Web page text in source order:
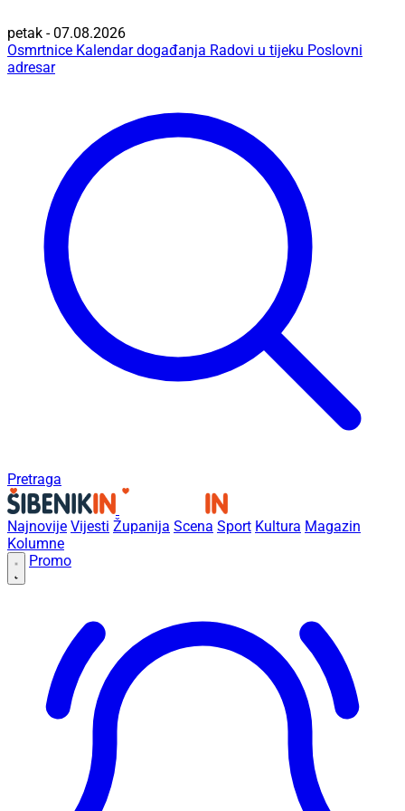
petak - 07.08.2026
Osmrtnice Kalendar događanja Radovi u tijeku Poslovni
adresar
Pretraga
Najnovije Vijesti Županija Scena Sport Kultura Magazin
Kolumne
Promo